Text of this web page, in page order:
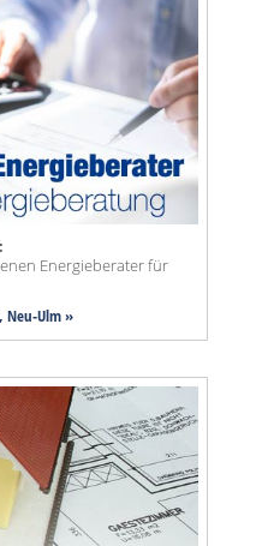
Energieberater für
Neu-Ulm »